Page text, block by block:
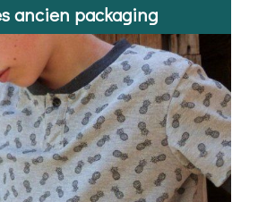
ancien packaging